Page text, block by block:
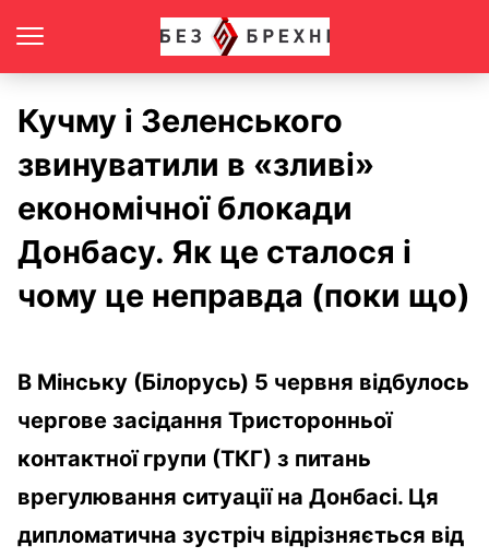
Кучму і Зеленського
звинуватили в «зливі»
економічної блокади
Донбасу. Як це сталося і
чому це неправда (поки що)
В Мінську (Білорусь) 5 червня відбулось
чергове засідання Тристоронньої
контактної групи (ТКГ) з питань
врегулювання ситуації на Донбасі. Ця
дипломатична зустріч відрізняється від